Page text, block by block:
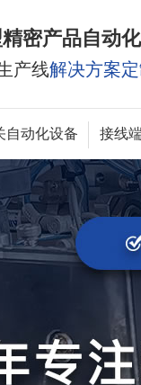
密产品自动
产线解决方案
自动化设备 接线